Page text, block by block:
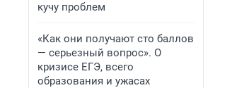
кучу проблем
«Как они получают сто баллов
— серьезный вопрос». О
кризисе ЕГЭ, всего
образования и ужасах